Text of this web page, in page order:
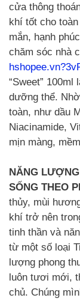
cửa thông
khí tốt cho
mắn, hạnh
chăm sóc nhà
“Sweet”
dưỡng thể.
toàn, như dầu
Niacinamide,
mịn màng,
NĂNG
SỐNG THEO
thủy, mùi
khí trở nên
tinh thần và
từ một số loại
lượng phong
luôn tươi mới,
chủ. Chúng